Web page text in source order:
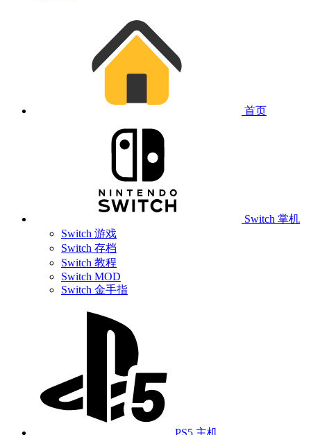
首页
Switch 掌机
Switch 游戏
Switch 存档
Switch 教程
Switch MOD
Switch 金手指